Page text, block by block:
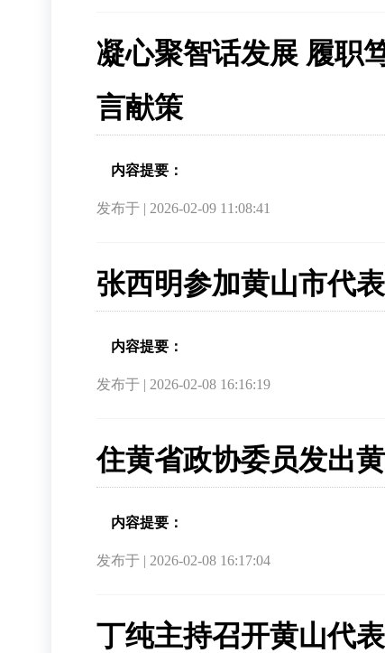
凝心聚智话发展 履职
言献策
内容提要：
发布于 | 2026-02-09 11:08:41
张西明参加黄山市代
内容提要：
发布于 | 2026-02-08 16:16:19
住黄省政协委员发出
内容提要：
发布于 | 2026-02-08 16:17:04
丁纯主持召开黄山代